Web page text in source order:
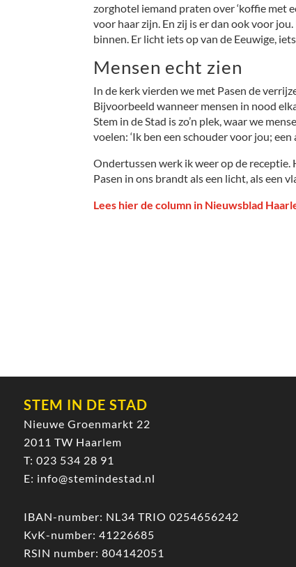
zorghotel iemand praten over ‘koffie met
voor haar zijn. En zij is er dan ook voor
binnen. Er licht iets op van de Eeuwige,
Mensen echt zien
In de kerk vierden we met Pasen de
Bijvoorbeeld wanneer mensen in nood
Stem in de Stad is zo’n plek, waar we
voelen: ‘Ik ben een schouder voor jou;
Ondertussen werk ik weer op de
Pasen in ons brandt als een licht, als een
Lees hier de column in Nieuwsblad
STEM IN DE STAD
Nieuwe Groenmarkt 22
2011 TW Haarlem
T: 023 534 28 91
E: info@stemindestad.nl
IBAN-number: NL34 TRIO 0254656242
KvK-number: 41226685
RSIN number: 804142051